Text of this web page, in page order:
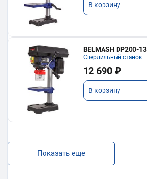
В корзину
BELMASH DP200-13
Сверлильный станок
12 690 ₽
В корзину
Показать еще